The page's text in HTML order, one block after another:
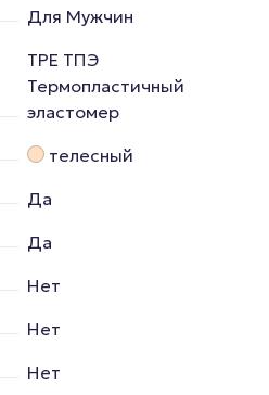
Для Мужчин
TPE ТПЭ
Термопластичный
эластомер
телесный
Да
Да
Нет
Нет
Нет